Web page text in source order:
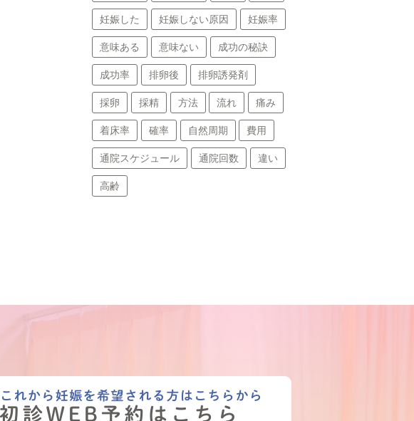
妊娠した 妊娠しない原因 妊娠率
意味ある 意味ない 成功の秘訣
成功率 排卵後 排卵誘発剤
採卵 採精 方法 流れ 痛み
着床率 確率 自然周期 費用
通院スケジュール 通院回数 違い
高齢